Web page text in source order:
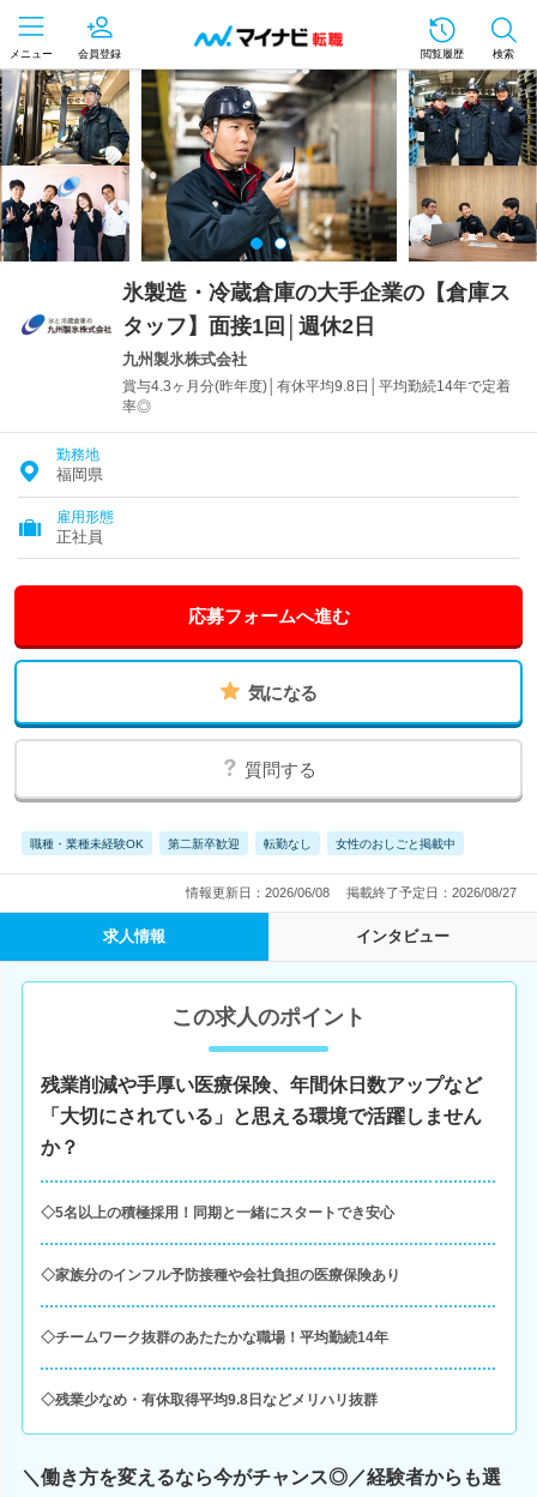
メニュー 会員登録 閲覧履歴 検索
氷製造・冷蔵倉庫の大手企業の【倉庫ス
タッフ】面接1回│週休2日
九州製氷株式会社
賞与4.3ヶ月分(昨年度)│有休平均9.8日│平均勤続14年で定着
率◎
勤務地
福岡県
雇用形態
正社員
応募フォームへ進む
気になる
質問する
職種・業種未経験OK 第二新卒歓迎 転勤なし 女性のおしごと掲載中
情報更新日：2026/06/08 掲載終了予定日：2026/08/27
求人情報 インタビュー
この求人のポイント
残業削減や手厚い医療保険、年間休日数アップなど
「大切にされている」と思える環境で活躍しません
か？
◇5名以上の積極採用！同期と一緒にスタートでき安心
◇家族分のインフル予防接種や会社負担の医療保険あり
◇チームワーク抜群のあたたかな職場！平均勤続14年
◇残業少なめ・有休取得平均9.8日などメリハリ抜群
＼働き方を変えるなら今がチャンス◎／経験者からも選